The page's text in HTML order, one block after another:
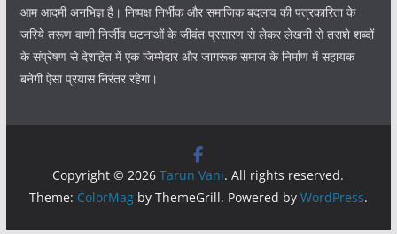
आम आदमी अनभिज्ञ है। निष्पक्ष निर्भीक और समाजिक बदलाव की पत्रकारिता के
जरिये तरूण वाणी निर्जीव घटनाओं के जीवंत प्रसारण से लेकर लेखनी से तराशे शब्दों
के संप्रेषण से देशहित में एक जिम्मेदार और जागरूक समाज के निर्माण में सहायक
बनेगी ऐसा प्रयास निरंतर रहेगा।
Copyright © 2026Tarun Vani. All rights reserved.
Theme: ColorMagby ThemeGrill. Powered by WordPress.